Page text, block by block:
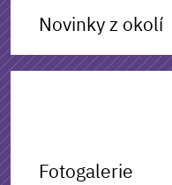
Novinky z okolí
Fotogalerie